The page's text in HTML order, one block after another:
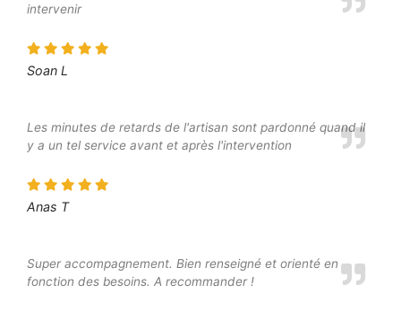
intervenir
Soan L
Les minutes de retards de l'artisan sont pardonné quand il
y a un tel service avant et après l'intervention
Anas T
Super accompagnement. Bien renseigné et orienté en
fonction des besoins. A recommander !